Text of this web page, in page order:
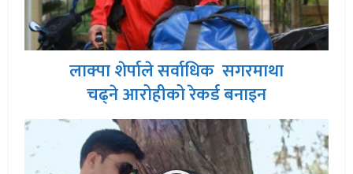
लाक्पा शेर्पाले सर्वाधिक सगरमाथा
चढ्ने आरोहीको रेकर्ड बनाइन